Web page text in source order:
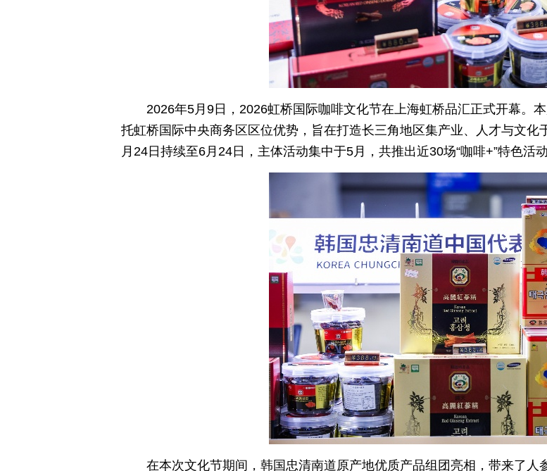
2026年5月9日，2026虹桥国际咖啡文化节在上海虹桥品汇正式开幕。
托虹桥国际中央商务区区位优势，旨在打造长三角地区集产业、人才与文
月24日持续至6月24日，主体活动集中于5月，共推出近30场“咖啡+”特色活动
在本次文化节期间，韩国忠清南道原产地优质产品组团亮相，带来了